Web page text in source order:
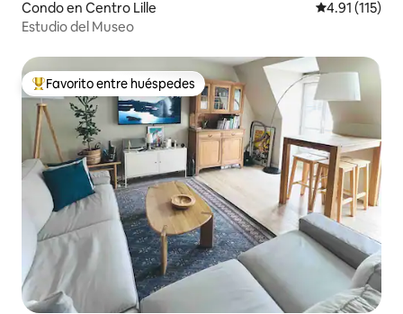
Condo en Centro Lille Calificación
4.91 (115)
Estudio del Museo
Favorito entre huéspedes preferido
Favorito entre huéspedes